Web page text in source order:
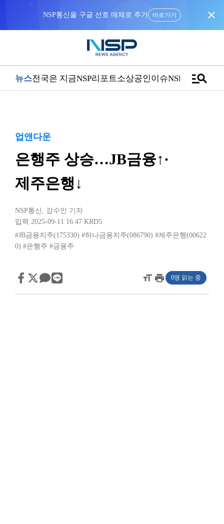
NSP통신을 구글 선호 매체로 추가 바로가기 close
뉴스전국은 지금NSP리포트소상공인이슈NSPTVmanage_search
업앤다운
은행주 상승…JB금융↑·
제주은행↓
NSP통신 , 강수인 기자
입력 2025-09-11 16:47 KRD5
#JB금융지주(175330) #하나금융지주(086790) #제주은행(00622
0) #은행주 #금융주
format_sizeprint 0명 읽는 중